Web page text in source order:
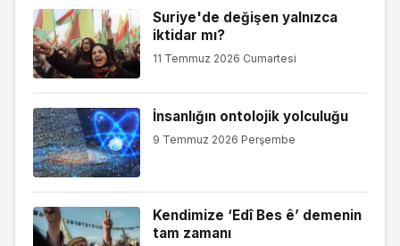
Suriye'de değişen yalnızca
iktidar mı?
11 Temmuz 2026 Cumartesi
İnsanlığın ontolojik yolculuğu
9 Temmuz 2026 Perşembe
Kendimize ‘Edî Bes ê’ demenin
tam zamanı